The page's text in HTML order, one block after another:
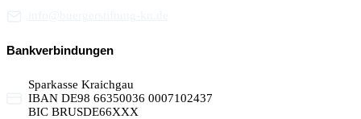
Bankverbindungen
Sparkasse Kraichgau
IBAN DE98 66350036 0007102437
BIC BRUSDE66XXX